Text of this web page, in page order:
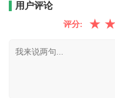
用户评论
评分: ★ ★